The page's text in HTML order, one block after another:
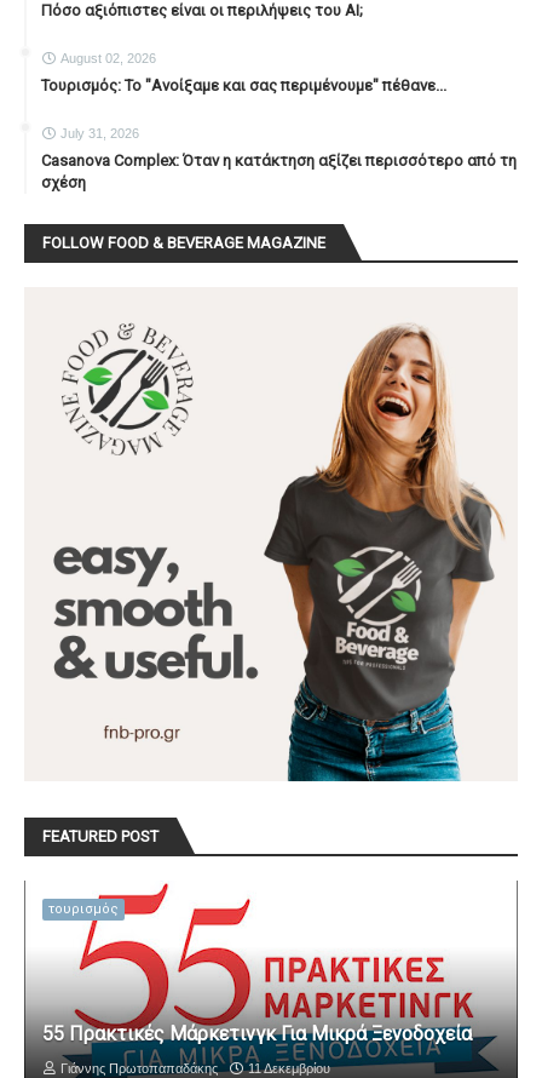
Πόσο αξιόπιστες είναι οι περιλήψεις του ΑΙ;
August 02, 2026
Τουρισμός: Το "Ανοίξαμε και σας περιμένουμε" πέθανε...
July 31, 2026
Casanova Complex: Όταν η κατάκτηση αξίζει περισσότερο από τη
σχέση
FOLLOW FOOD & BEVERAGE MAGAZINE
FEATURED POST
τουρισμός
55 Πρακτικές Μάρκετινγκ Για Μικρά Ξενοδοχεία
Γιάννης Πρωτοπαπαδάκης 11 Δεκεμβρίου